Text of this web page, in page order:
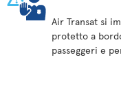
Air Transat si
protetto a
passeggeri e